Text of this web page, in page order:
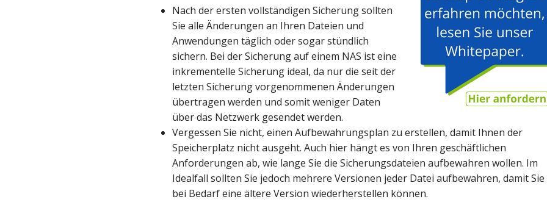
Nach der ersten vollständigen Sicherung sollten
Sie alle Änderungen an Ihren Dateien und
Anwendungen täglich oder sogar stündlich
sichern. Bei der Sicherung auf einem NAS ist eine
inkrementelle Sicherung ideal, da nur die seit der
letzten Sicherung vorgenommenen Änderungen
übertragen werden und somit weniger Daten
über das Netzwerk gesendet werden.
Vergessen Sie nicht, einen Aufbewahrungsplan zu erstellen, damit Ihnen der
Speicherplatz nicht ausgeht. Auch hier hängt es von Ihren geschäftlichen
Anforderungen ab, wie lange Sie die Sicherungsdateien aufbewahren wollen. Im
Idealfall sollten Sie jedoch mehrere Versionen jeder Datei aufbewahren, damit Sie
bei Bedarf eine ältere Version wiederherstellen können.